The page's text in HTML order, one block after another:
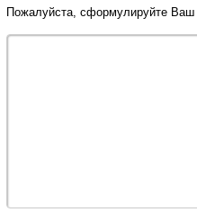
Пожалуйста, сформулируйте Ваш